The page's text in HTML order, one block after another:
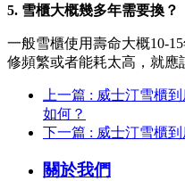
5. 雪櫃大概幾多年需要換？
一般雪櫃使用壽命大概10-
修頻繁或者能耗太高，就應
上一篇 : 威士汀雪櫃
如何？
下一篇 : 威士汀雪櫃到
關於我們